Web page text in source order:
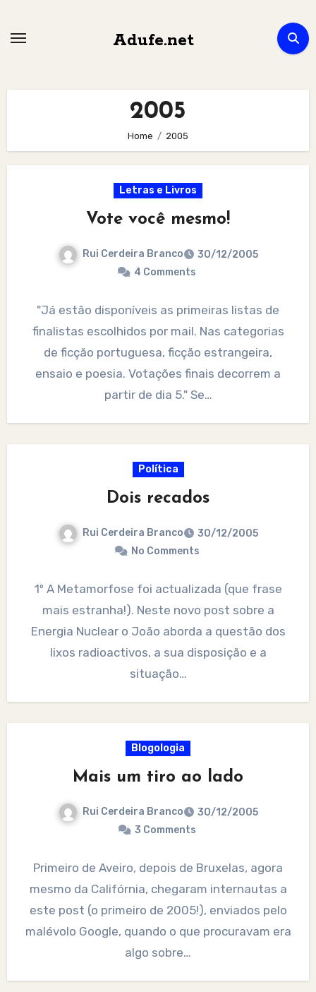
Adufe.net
2005
Home 2005
Letras e Livros
Vote você mesmo!
Rui Cerdeira Branco
30/12/2005
4 Comments
"Já estão disponíveis as primeiras listas de
finalistas escolhidos por mail. Nas categorias
de ficção portuguesa, ficção estrangeira,
ensaio e poesia. Votações finais decorrem a
partir de dia 5." Se…
Política
Dois recados
Rui Cerdeira Branco
30/12/2005
No Comments
1º A Metamorfose foi actualizada (que frase
mais estranha!). Neste novo post sobre a
Energia Nuclear o João aborda a questão dos
lixos radioactivos, a sua disposição e a
situação…
Blogologia
Mais um tiro ao lado
Rui Cerdeira Branco
30/12/2005
3 Comments
Primeiro de Aveiro, depois de Bruxelas, agora
mesmo da Califórnia, chegaram internautas a
este post (o primeiro de 2005!), enviados pelo
malévolo Google, quando o que procuravam era
algo sobre…